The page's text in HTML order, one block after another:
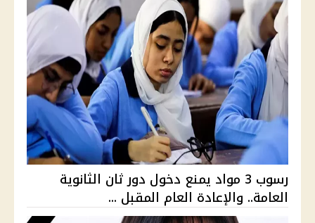
رسوب 3 مواد يمنع دخول دور ثان الثانوية
العامة.. والإعادة العام المقبل ...